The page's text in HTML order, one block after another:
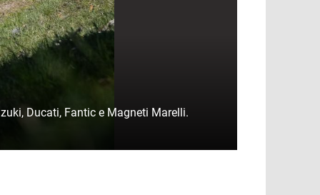
Ducati, Fantic e Magneti Marelli.